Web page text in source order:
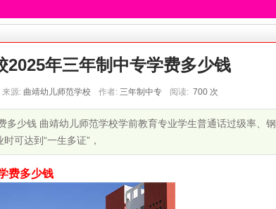
2025年三年制中专学费多少钱
来源: 曲靖幼儿师范学校 作者: 三年制中专 阅读: 700 次
多少钱 曲靖幼儿师范学校学前教育专业学生普通话过级率、钢
可达到“一生多证”，
费多少钱